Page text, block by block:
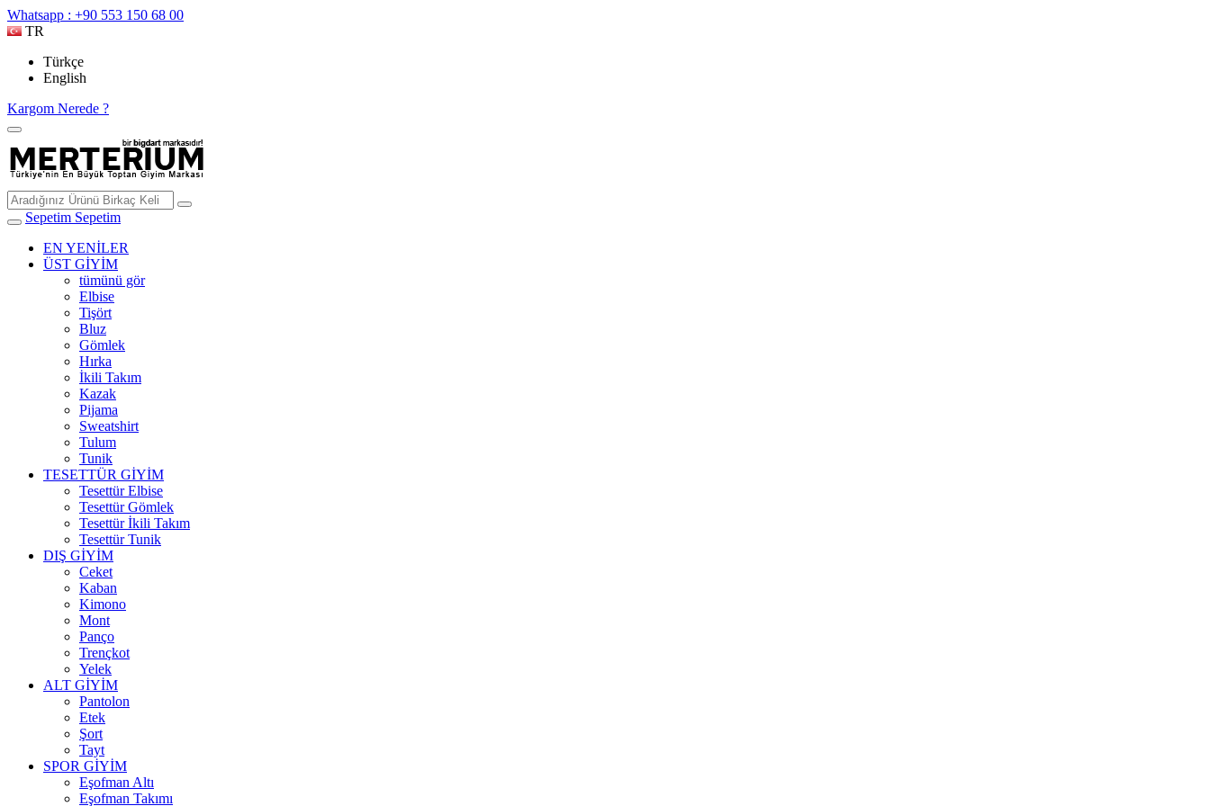
Whatsapp : +90 553 150 68 00
TR
Türkçe
English
Kargom Nerede ?
Sepetim Sepetim
EN YENİLER
ÜST GİYİM
tümünü gör
Elbise
Tişört
Bluz
Gömlek
Hırka
İkili Takım
Kazak
Pijama
Sweatshirt
Tulum
Tunik
TESETTÜR GİYİM
Tesettür Elbise
Tesettür Gömlek
Tesettür İkili Takım
Tesettür Tunik
DIŞ GİYİM
Ceket
Kaban
Kimono
Mont
Panço
Trençkot
Yelek
ALT GİYİM
Pantolon
Etek
Şort
Tayt
SPOR GİYİM
Eşofman Altı
Eşofman Takımı